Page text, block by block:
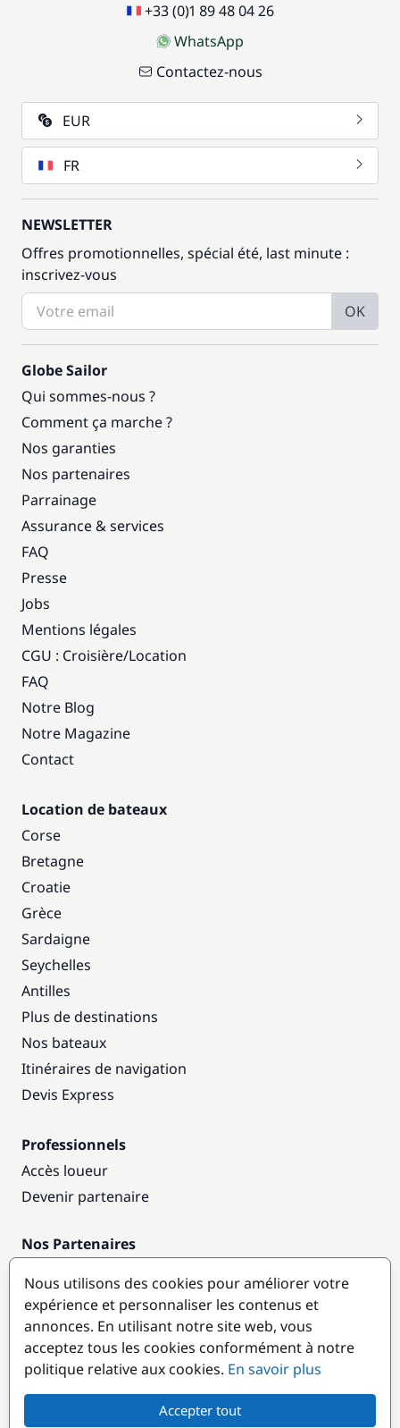
+33 (0)1 89 48 04 26
WhatsApp
Contactez-nous
EUR
FR
NEWSLETTER
Offres promotionnelles, spécial été, last minute :
inscrivez-vous
OK
Globe Sailor
Qui sommes-nous ?
Comment ça marche ?
Nos garanties
Nos partenaires
Parrainage
Assurance & services
FAQ
Presse
Jobs
Mentions légales
CGU : Croisière/Location
FAQ
Notre Blog
Notre Magazine
Contact
Location de bateaux
Corse
Bretagne
Croatie
Grèce
Sardaigne
Seychelles
Antilles
Plus de destinations
Nos bateaux
Itinéraires de navigation
Devis Express
Professionnels
Accès loueur
Devenir partenaire
Nos Partenaires
Destinations populaires
Nous utilisons des cookies pour améliorer votre
expérience et personnaliser les contenus et
annonces. En utilisant notre site web, vous
acceptez tous les cookies conformément à notre
politique relative aux cookies. En savoir plus
Accepter tout